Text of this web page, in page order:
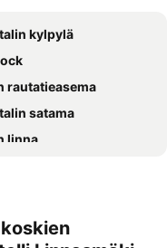
kylpylä
rautatieasema
satama
linna
tuomiokirkko
Ski